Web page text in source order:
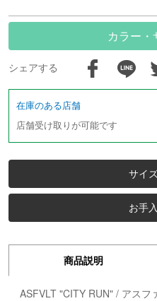
カラー・
シェアする
在庫のある店舗
店舗受け取りが可能です
サイ
お手
商品説明
ASFVLT "CITY RUN" / アスフ